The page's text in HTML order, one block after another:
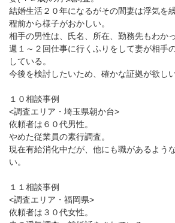
結婚生活２０年になるがその間妻は浮気を
程前から様子がおかしい。
相手の男性は、氏名、所在、勤務先もわかっ
週１～２回仕事に行くふりをして妻が相手
している。
今後を検討したいため、確かな証拠が欲しい
１０相談事例
<調査エリア・埼玉県朝か台>
依頼者は６０代男性。
やめた従業員の素行調査。
現在有給消化中だが、他にも職があるよう
い。
１１相談事例
<調査エリア・福岡県>
依頼者は３０代女性。